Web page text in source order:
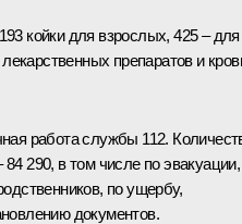
койки для взрослых, 425 – для
препаратов и
работа службы 112.
290, в том числе по эвакуации,
по ущербу,
документов.